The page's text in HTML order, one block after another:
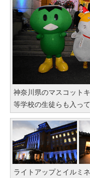
神奈川県のマスコット
等学校の生徒らも入っ
ライトアップとイルミ